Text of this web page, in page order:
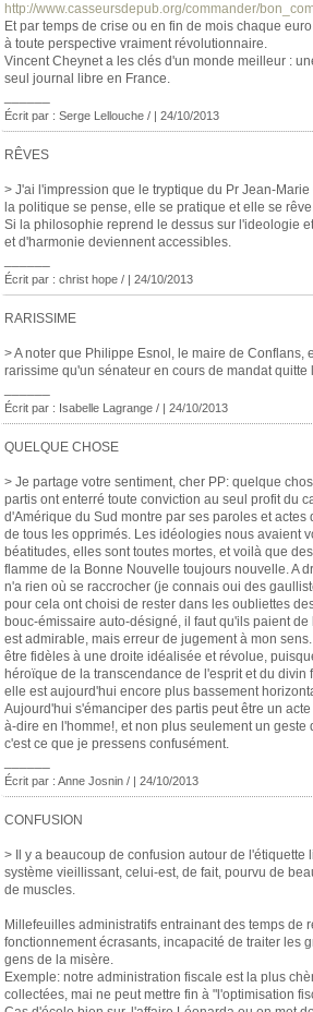
http://www.casseursdepub.org/commander/
Et par temps de crise ou en fin de mois chaque
à toute perspective vraiment révolutionnaire.
Vincent Cheynet a les clés d'un monde meilleur :
seul journal libre en France.
Écrit par : Serge Lellouche / | 24/10/2013
RÊVES
> J'ai l'impression que le tryptique du Pr Jean-
la politique se pense, elle se pratique et elle se
Si la philosophie reprend le dessus sur l'ideologie
et d'harmonie deviennent accessibles.
Écrit par : christ hope / | 24/10/2013
RARISSIME
> A noter que Philippe Esnol, le maire de Conflans,
rarissime qu'un sénateur en cours de mandat
Écrit par : Isabelle Lagrange / | 24/10/2013
QUELQUE CHOSE
> Je partage votre sentiment, cher PP: quelque
partis ont enterré toute conviction au seul profit du
d'Amérique du Sud montre par ses paroles et
de tous les opprimés. Les idéologies nous avaient
béatitudes, elles sont toutes mortes, et voilà que
flamme de la Bonne Nouvelle toujours nouvelle. A
n'a rien où se raccrocher (je connais oui des
pour cela ont choisi de rester dans les oubliettes
bouc-émissaire auto-désigné, il faut qu'ils paient
est admirable, mais erreur de jugement à mon
être fidèles à une droite idéalisée et révolue,
héroïque de la transcendance de l'esprit et du
elle est aujourd'hui encore plus bassement
Aujourd'hui s'émanciper des partis peut être un
à-dire en l'homme!, et non plus seulement un
c'est ce que je pressens confusément.
Écrit par : Anne Josnin / | 24/10/2013
CONFUSION
> Il y a beaucoup de confusion autour de l'étiquette
système vieillissant, celui-est, de fait, pourvu de
de muscles.
Millefeuilles administratifs entrainant des temps de
fonctionnement écrasants, incapacité de traiter les
gens de la misère.
Exemple: notre administration fiscale est la plus
collectées, mai ne peut mettre fin à "l'optimisation